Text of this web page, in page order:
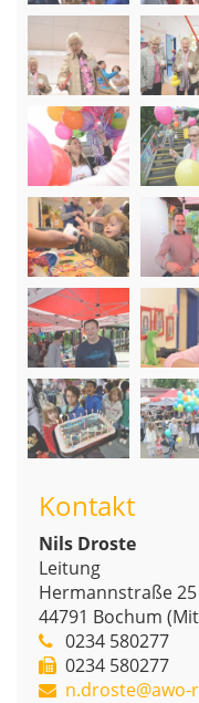
Kontakt
Nils Droste
Leitung
Hermannstraße 25
44791 Bochum
0234 580277
0234 580277